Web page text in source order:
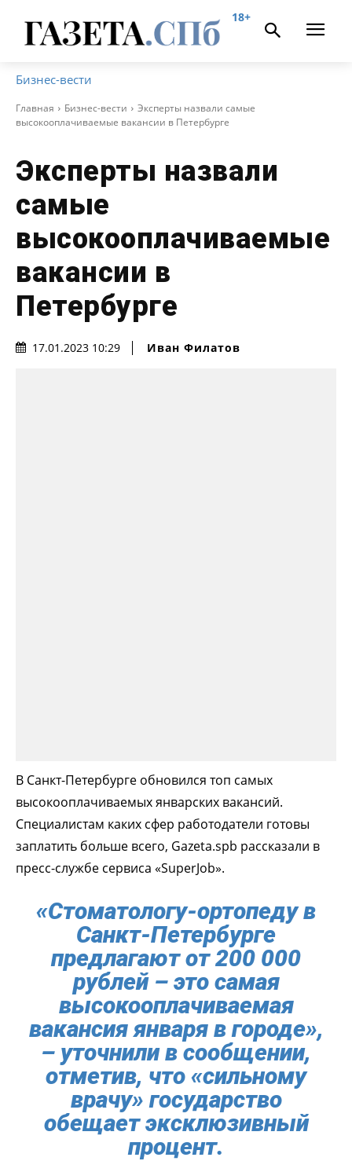
18+
Бизнес-вести
Главная Бизнес-вести
Эксперты назвали самые
высокооплачиваемые вакансии в Петербурге
Эксперты назвали
самые
высокооплачиваемые
вакансии в
Петербурге
17.01.2023 10:29 Иван Филатов
В Санкт-Петербурге обновился топ самых
высокооплачиваемых январских вакансий.
Специалистам каких сфер работодатели готовы
заплатить больше всего, Gazeta.spb рассказали в
пресс-службе сервиса «SuperJob».
«Стоматологу-ортопеду в
Санкт-Петербурге
предлагают от 200 000
рублей – это самая
высокооплачиваемая
вакансия января в городе»,
– уточнили в сообщении,
отметив, что «сильному
врачу» государство
обещает эксклюзивный
процент.